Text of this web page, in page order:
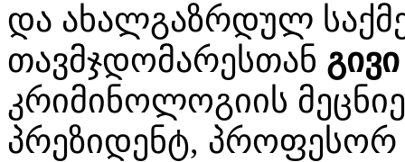
და ახალგაზრდულ
თავმჯდომარესთან
კრიმინოლოგიის
პრეზიდენტ, პროფესორ